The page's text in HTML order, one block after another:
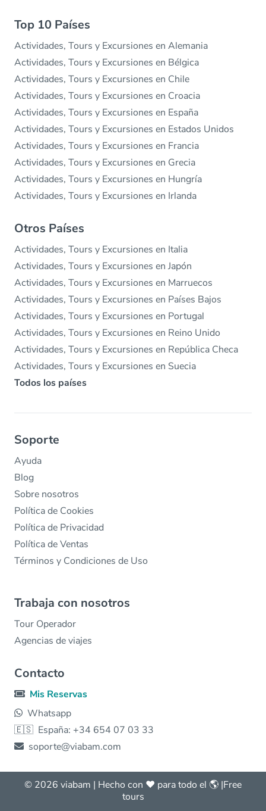
Top 10 Países
Actividades, Tours y Excursiones en Alemania
Actividades, Tours y Excursiones en Bélgica
Actividades, Tours y Excursiones en Chile
Actividades, Tours y Excursiones en Croacia
Actividades, Tours y Excursiones en España
Actividades, Tours y Excursiones en Estados Unidos
Actividades, Tours y Excursiones en Francia
Actividades, Tours y Excursiones en Grecia
Actividades, Tours y Excursiones en Hungría
Actividades, Tours y Excursiones en Irlanda
Otros Países
Actividades, Tours y Excursiones en Italia
Actividades, Tours y Excursiones en Japón
Actividades, Tours y Excursiones en Marruecos
Actividades, Tours y Excursiones en Países Bajos
Actividades, Tours y Excursiones en Portugal
Actividades, Tours y Excursiones en Reino Unido
Actividades, Tours y Excursiones en República Checa
Actividades, Tours y Excursiones en Suecia
Todos los países
Soporte
Ayuda
Blog
Sobre nosotros
Política de Cookies
Política de Privacidad
Política de Ventas
Términos y Condiciones de Uso
Trabaja con nosotros
Tour Operador
Agencias de viajes
Contacto
Mis Reservas
Whatsapp
🇪🇸 España: +34 654 07 03 33
soporte@viabam.com
© 2026 viabam | Hecho con ❤️ para todo el 🌎 |Free
tours